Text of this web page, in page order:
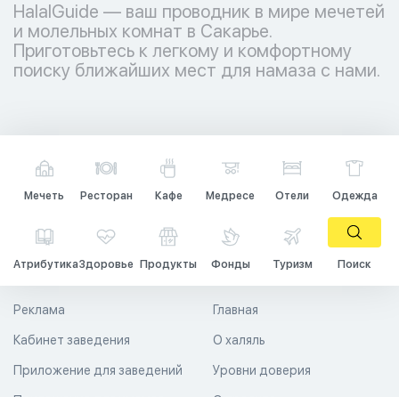
HalalGuide — ваш проводник в мире мечетей
и молельных комнат в Сакарье.
Приготовьтесь к легкому и комфортному
поиску ближайших мест для намаза с нами.
Мечеть Ресторан Кафе Медресе Отели Одежда
АтрибутикаЗдоровье Продукты Фонды Туризм Поиск
Главная
О халяль
Уровни доверия
Реклама
Кабинет заведения
Приложение для заведений